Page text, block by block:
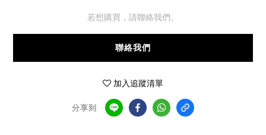
若想購買，請聯絡我們。
聯絡我們
加入追蹤清單
分享到